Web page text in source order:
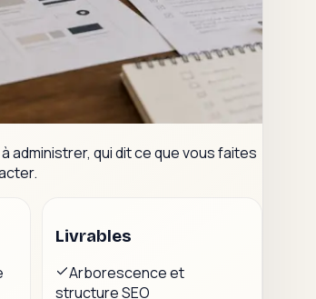
administrer, qui dit ce que vous faites
Livrables
Arborescence et
structure SEO